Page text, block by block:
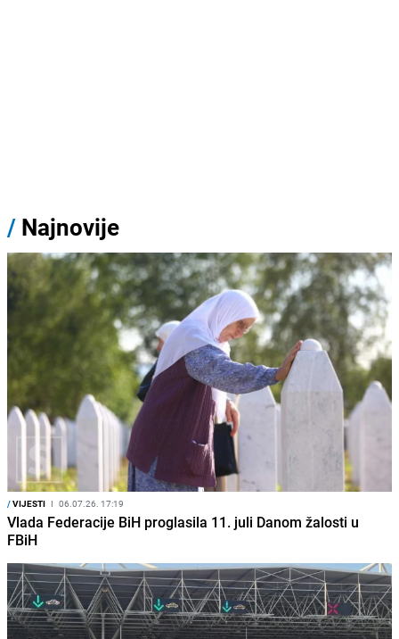
/ Najnovije
/VIJESTI I 06.07.26. 17:19
Vlada Federacije BiH proglasila 11. juli Danom žalosti u
FBiH